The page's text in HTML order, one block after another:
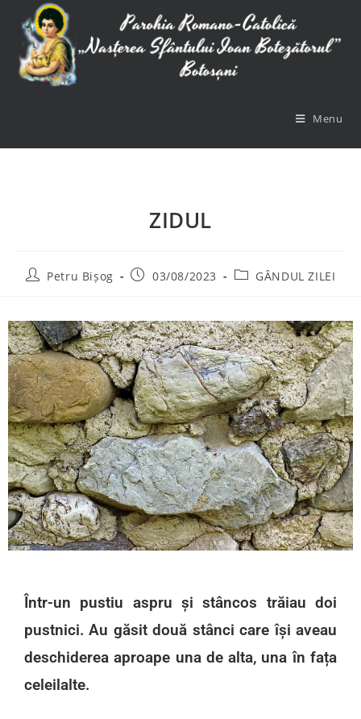
Menu
ZIDUL
Petru Bișog 03/08/2023 GÂNDUL ZILEI
Într-un pustiu aspru și stâncos trăiau doi
pustnici. Au găsit două stânci care își aveau
deschiderea aproape una de alta, una în fața
celeilalte.